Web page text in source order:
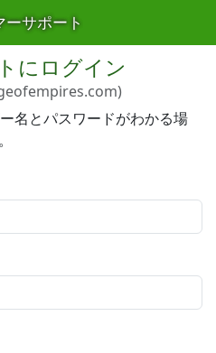
ーサポート
にログイン
名とパスワードがわかる場